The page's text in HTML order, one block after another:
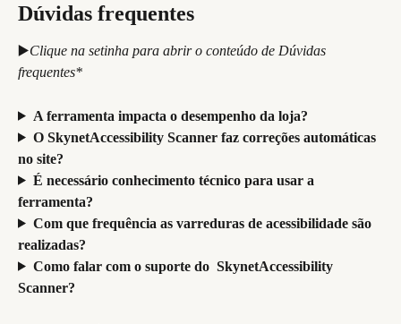
Dúvidas frequentes
▶️Clique na setinha para abrir o conteúdo de Dúvidas
frequentes*
A ferramenta impacta o desempenho da loja?
O SkynetAccessibility Scanner faz correções automáticas
no site?
É necessário conhecimento técnico para usar a
ferramenta?
Com que frequência as varreduras de acessibilidade são
realizadas?
Como falar com o suporte do  SkynetAccessibility
Scanner?